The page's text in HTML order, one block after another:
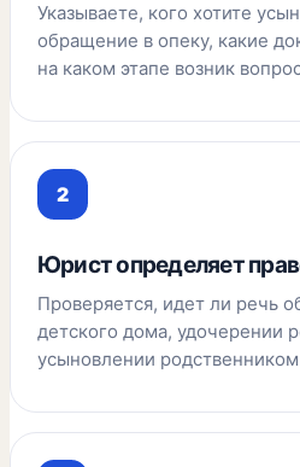
Указываете, кого хотите
обращение в опеку, какие
на каком этапе возник
Юрист определяет
Проверяется, идет ли речь
детского дома, удочерении
усыновлении